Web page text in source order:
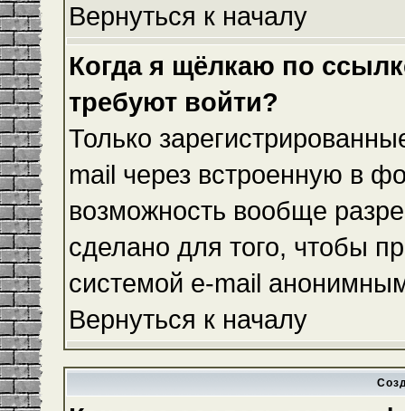
Вернуться к началу
Когда я щёлкаю по
требуют войти?
Только
mail через встроенную в
возможность вообще
сделано для того, чтобы
системой e-mail
Вернуться к началу